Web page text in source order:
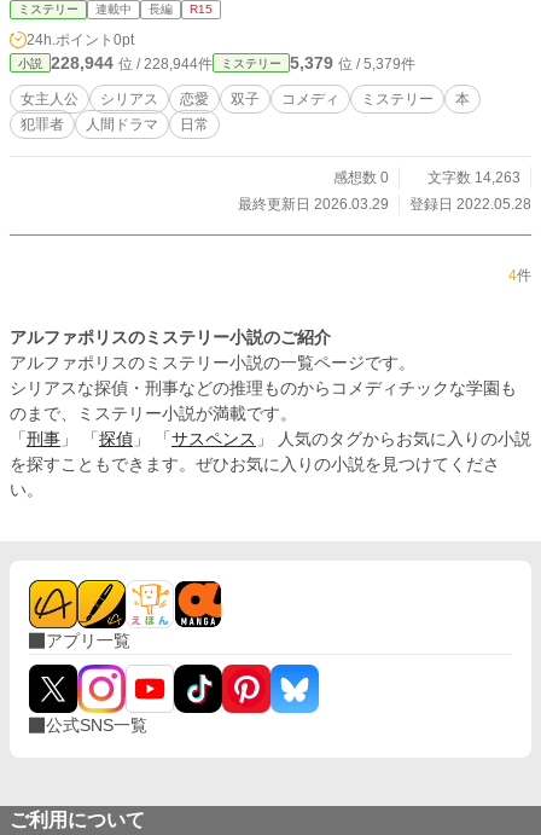
◇ 気を取り直して、本題へ。 刑務所図書館を知っておられ
る方は、いらっしゃいますか？ 現時点では、海外に一つ、
あるそうでございます。 では、ご案内いたします。 未来に
出来る日本唯一の刑務所図書館へ。
ミステリー 連載中 長編 R15
24h.ポイント 0pt
小説 228,944 位 / 228,944件 ミステリー 5,379 位 / 5,379件
女主人公 シリアス 恋愛 双子 コメディ ミステリー
本
犯罪者
人間ドラマ 日常
感想数 0
文字数 14,263
最終更新日 2026.03.29
登録日 2022.05.28
4件
アルファポリスのミステリー小説のご紹介
アルファポリスのミステリー小説の一覧ページです。
シリアスな探偵・刑事などの推理ものからコメディチックな学園も
のまで、ミステリー小説が満載です。
「 刑事 」 「 探偵 」 「 サスペンス 」 人気のタグからお気に入りの小説
を探すこともできます。ぜひお気に入りの小説を見つけてくださ
い。
アプリ一覧
公式SNS一覧
ご利用について